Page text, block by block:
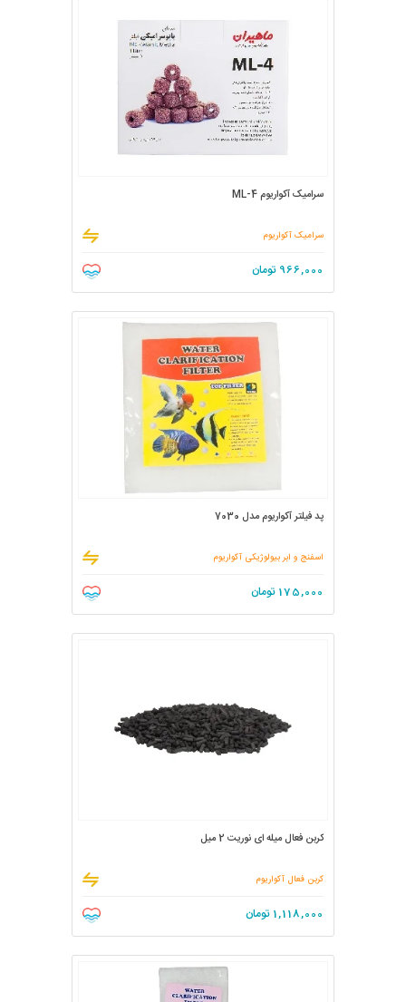
سرامیک آکواریوم ML-4
سرامیک آکواریوم
966,000 تومان
پد فیلتر آکواریوم مدل 7030
اسفنج و ابر بیولوژیکی آکواریوم
175,000 تومان
کربن فعال میله ای نوریت 2 میل
کربن فعال آکواریوم
1,118,000 تومان